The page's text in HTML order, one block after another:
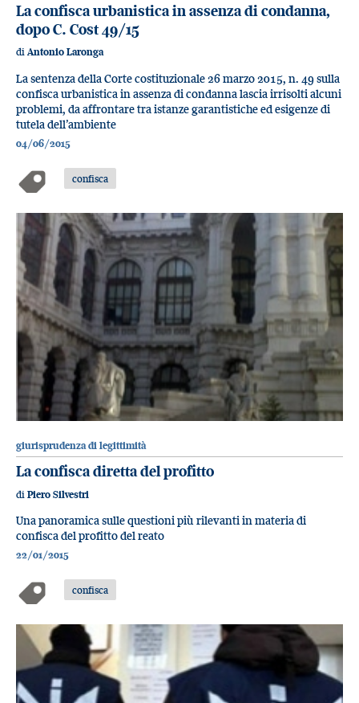
La confisca urbanistica in assenza di condanna,
dopo C. Cost 49/15
di Antonio Laronga
La sentenza della Corte costituzionale 26 marzo 2015, n. 49 sulla
confisca urbanistica in assenza di condanna lascia irrisolti alcuni
problemi, da affrontare tra istanze garantistiche ed esigenze di
tutela dell’ambiente
04/06/2015
confisca
giurisprudenza di legittimità
La confisca diretta del profitto
di Piero Silvestri
Una panoramica sulle questioni più rilevanti in materia di
confisca del profitto del reato
22/01/2015
confisca